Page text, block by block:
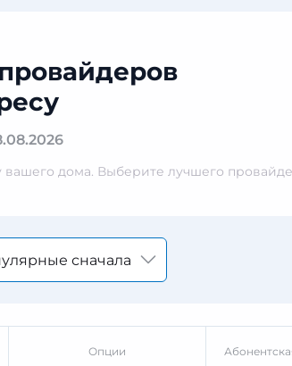
дома. Выберите лучшего
сначала
Опции